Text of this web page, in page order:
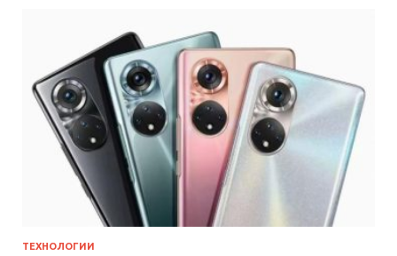
ТЕХНОЛОГИИ